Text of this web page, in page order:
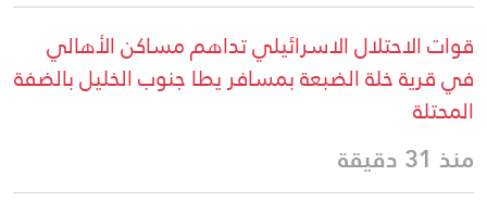
قوات الاحتلال الاسرائيلي تداهم مساكن الأهالي
في قرية خلة الضبعة بمسافر يطا جنوب الخليل بالضفة
المحتلة
منذ 31 دقيقة